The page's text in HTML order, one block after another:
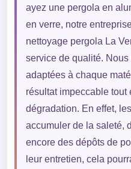
ayez une pergola en
en verre, notre
nettoyage pergola La
service de qualité.
adaptées à chaque
résultat impeccable tout
dégradation. En effet,
accumuler de la saleté,
encore des dépôts de
leur entretien, cela